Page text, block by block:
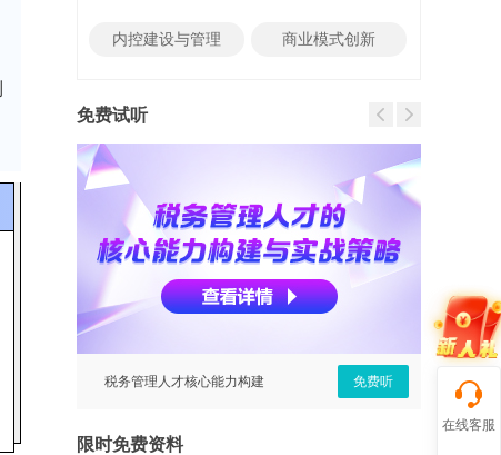
内控建设与管理 商业模式创新
免费试听
税务管理人才核心能力构建 免费听 建设工
限时免费资料
在线客服